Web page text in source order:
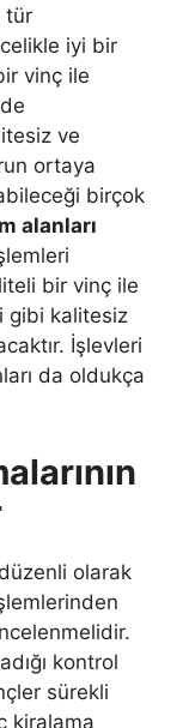
tür
iyi bir
vinç ile
ve
ortaya
birçok
alanları
bir vinç ile
gibi kalitesiz
İşlevleri
da oldukça
olarak
kontrol
sürekli
kiralama